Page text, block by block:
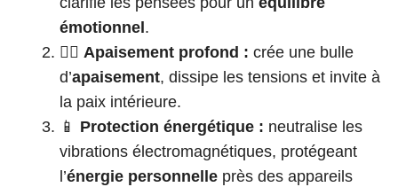
émotionnel .
🧘‍♂️ Apaisement profond : crée une bulle
d’apaisement, dissipe les tensions et invite à
la paix intérieure.
📱 Protection énergétique : neutralise les
vibrations électromagnétiques, protégeant
l’énergie personnelle près des appareils